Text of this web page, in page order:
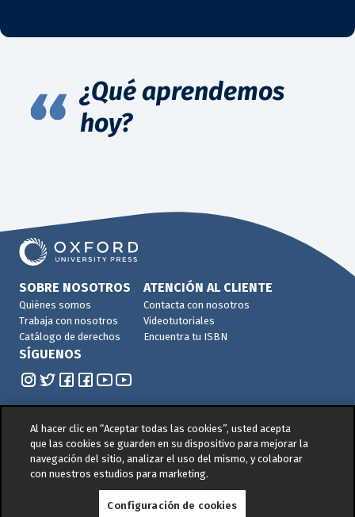
¿Qué aprendemos
hoy?
SOBRE NOSOTROS
Quiénes somos
Trabaja con nosotros
Catálogo de derechos
ATENCIÓN AL CLIENTE
Contacta con nosotros
Videotutoriales
Encuentra tu ISBN
SÍGUENOS
© 2026 -Oxford University Press. All rights reserved
Política de privacidad|Política de cookies
de Gestión de Calidad y Medio Ambiente
Al hacer clic en “Aceptar todas las cookies”, usted acepta
que las cookies se guarden en su dispositivo para mejorar la
navegación del sitio, analizar el uso del mismo, y colaborar
con nuestros estudios para marketing.
Configuración de cookies